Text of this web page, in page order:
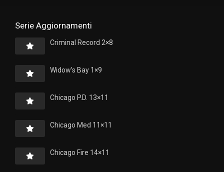
Serie Aggiornamenti
Criminal Record 2×8
Widow’s Bay 1×9
Chicago P.D. 13×11
Chicago Med 11×11
Chicago Fire 14×11